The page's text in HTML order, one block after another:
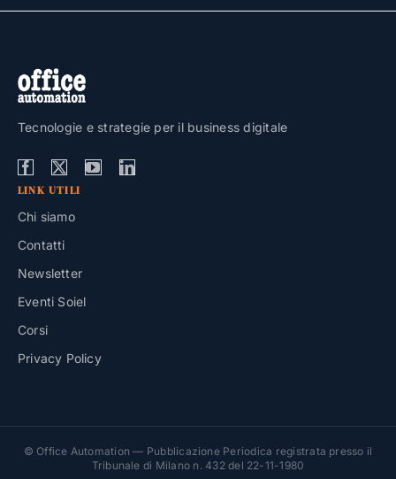
Tecnologie e strategie per il business digitale
LINK UTILI
Chi siamo
Contatti
Newsletter
Eventi Soiel
Corsi
Privacy Policy
© Office Automation — Pubblicazione Periodica registrata presso il
Tribunale di Milano n. 432 del 22-11-1980